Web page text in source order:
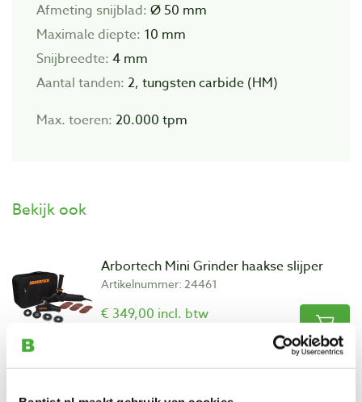
Afmeting snijblad: Ø 50 mm
Maximale diepte: 10 mm
Snijbreedte: 4 mm
Aantal tanden: 2, tungsten carbide (HM)
Max. toeren: 20.000 tpm
Bekijk ook
Arbortech Mini Grinder haakse slijper
Artikelnummer: 24461
€ 349,00 incl. btw